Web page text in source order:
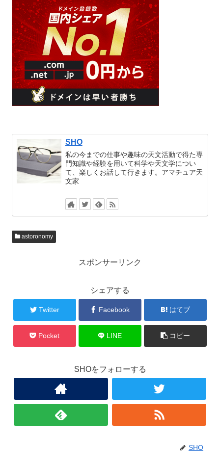
SHO
私の今までの仕事や趣味の天文活動で得た専
門知識や経験を用いて科学や天文学につい
て、楽しくお話して行きます。アマチュア天
文家
astoronomy
スポンサーリンク
シェアする
Twitter Facebook はてブ
Pocket LINE コピー
SHOをフォローする
SHO